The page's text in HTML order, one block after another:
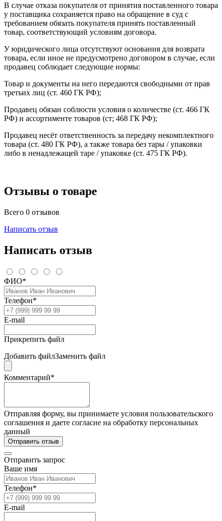
В случае отказа покупателя от принятия поставленного товара
у поставщика сохраняется право на обращение в суд с
требованием обязать покупателя принять поставленный
товар, соответствующий условиям договора.
У юридического лица отсутствуют основания для возврата
товара, если иное не предусмотрено договором в случае, если
продавец соблюдает следующие нормы:
Товар и документы на него передаются свободными от прав
третьих лиц (ст. 460 ГК РФ);
Продавец обязан соблюсти условия о количестве (ст. 466 ГК
РФ) и ассортименте товаров (ст; 468 ГК РФ);
Продавец несёт ответственность за передачу некомплектного
товара (ст. 480 ГК РФ), а также товара без тары / упаковки
либо в ненадлежащей таре / упаковке (ст. 475 ГК РФ).
Отзывы о товаре
Всего 0 отзывов
Написать отзыв
Написать отзыв
ФИО*
Телефон*
E-mail
Прикрепить файл
Добавить файлЗаменить файл
Комментарий*
Отправляя форму, вы принимаете условия пользовательского
соглашения и даете согласие на обработку персональных
данный
Отправить отзыв
Отправить запрос
Ваше имя
Телефон*
E-mail